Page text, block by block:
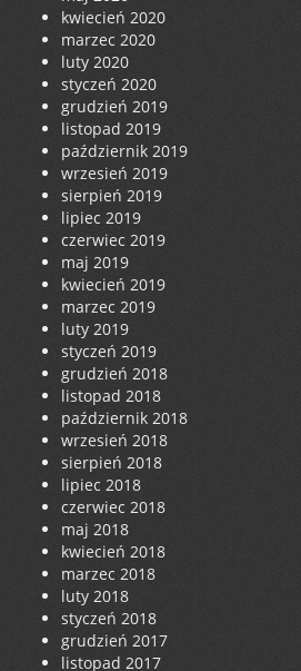
kwiecień 2020
marzec 2020
luty 2020
styczeń 2020
grudzień 2019
listopad 2019
październik 2019
wrzesień 2019
sierpień 2019
lipiec 2019
czerwiec 2019
maj 2019
kwiecień 2019
marzec 2019
luty 2019
styczeń 2019
grudzień 2018
listopad 2018
październik 2018
wrzesień 2018
sierpień 2018
lipiec 2018
czerwiec 2018
maj 2018
kwiecień 2018
marzec 2018
luty 2018
styczeń 2018
grudzień 2017
listopad 2017